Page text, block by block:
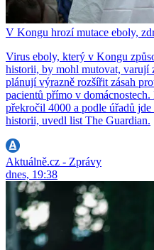
V Kongu hrozí mutace eboly,
Virus eboly, který v Kongu
historii, by mohl mutovat,
plánují výrazně rozšířit zásah
pacientů přímo v
překročil 4000 a podle úřadů
historii, uvedl list The Guardian.
Aktuálně.cz - Zprávy
dnes, 19:38